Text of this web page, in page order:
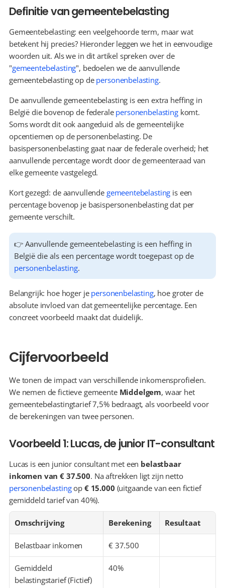
Definitie van gemeentebelasting
Gemeentebelasting: een veelgehoorde term, maar wat
betekent hij precies? Hieronder leggen we het in eenvoudige
woorden uit. Als we in dit artikel spreken over de
"gemeentebelasting", bedoelen we de aanvullende
gemeentebelasting op de personenbelasting.
De aanvullende gemeentebelasting is een extra heffing in
België die bovenop de federale personenbelasting komt.
Soms wordt dit ook aangeduid als de gemeentelijke
opcentiemen op de personenbelasting. De
basispersonenbelasting gaat naar de federale overheid; het
aanvullende percentage wordt door de gemeenteraad van
elke gemeente vastgelegd.
Kort gezegd: de aanvullende gemeentebelasting is een
percentage bovenop je basispersonenbelasting dat per
gemeente verschilt.
👉 Aanvullende gemeentebelasting is een heffing in
personenbelasting.
Belangrijk: hoe hoger je personenbelasting, hoe groter de
absolute invloed van dat gemeentelijke percentage. Een
concreet voorbeeld maakt dat duidelijk.
Cijfervoorbeeld
We tonen de impact van verschillende inkomensprofielen.
We nemen de fictieve gemeente Middelgem, waar het
gemeentebelastingtarief 7,5% bedraagt, als voorbeeld voor
de berekeningen van twee personen.
Voorbeeld 1: Lucas, de junior IT-consultant
Lucas is een junior consultant met een belastbaar
inkomen van € 37.500
. Na aftrekken ligt zijn netto
personenbelasting op € 15.000 (uitgaande van een fictief
gemiddeld tarief van 40%).
Omschrijving Berekening Resultaat
Belastbaar inkomen € 37.500
Gemiddeld
belastingstarief (Fictief)
40%